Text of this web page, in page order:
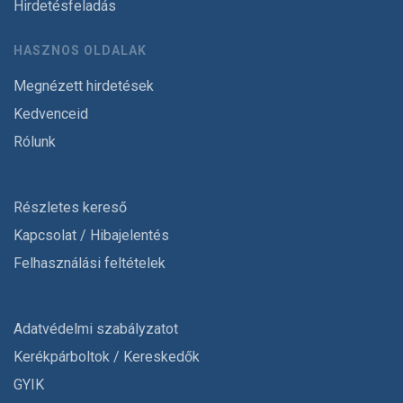
Hirdetésfeladás
HASZNOS OLDALAK
Megnézett hirdetések
Kedvenceid
Rólunk
Részletes kereső
Kapcsolat / Hibajelentés
Felhasználási feltételek
Adatvédelmi szabályzatot
Kerékpárboltok / Kereskedők
GYIK